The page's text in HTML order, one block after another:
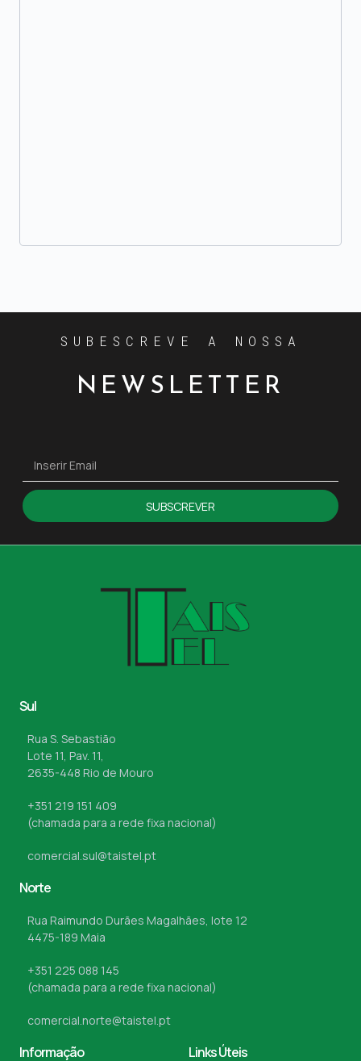
SUBESCREVE A NOSSA
NEWSLETTER
SUBSCREVER
Sul
Rua S. Sebastião
Lote 11, Pav. 11,
2635-448 Rio de Mouro
+351 219 151 409
(chamada para a rede fixa nacional)
comercial.sul@taistel.pt
Norte
Rua Raimundo Durães Magalhães, lote 12
4475-189 Maia
+351 225 088 145
(chamada para a rede fixa nacional)
comercial.norte@taistel.pt
Informação Links Úteis